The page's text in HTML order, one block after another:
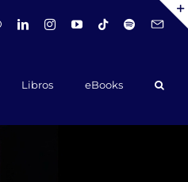
WhatsApp
LinkedInInstagramYouTubeTiktokSpotify
Libros eBooks